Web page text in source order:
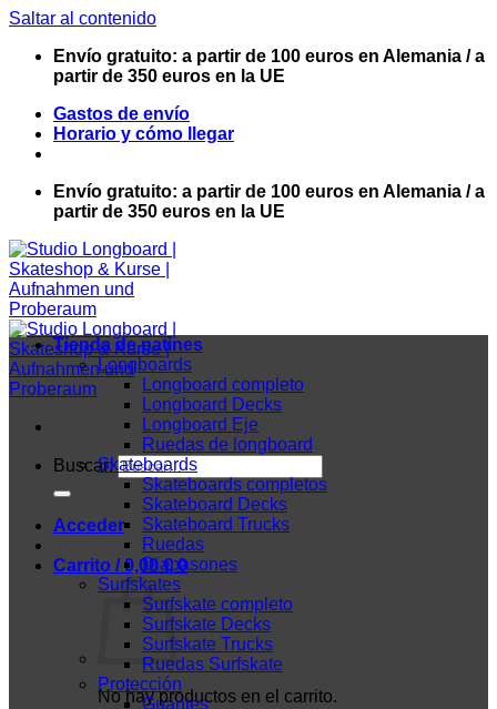
Saltar al contenido
Envío gratuito: a partir de 100 euros en Alemania / a
partir de 350 euros en la UE
Gastos de envío
Horario y cómo llegar
Envío gratuito: a partir de 100 euros en Alemania / a
partir de 350 euros en la UE
Buscar:
Acceder
Carrito /0,00€ 0
No hay productos en el carrito.
Tienda de patines
Longboards
Longboard completo
Longboard Decks
Longboard Eje
Ruedas de longboard
Skateboards
Skateboards completos
Skateboard Decks
Skateboard Trucks
Ruedas
Diapasones
Surfskates
Surfskate completo
Surfskate Decks
Surfskate Trucks
Ruedas Surfskate
Protección
Guantes